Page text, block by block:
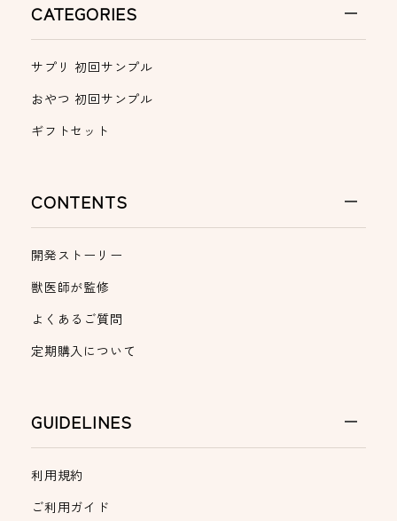
CATEGORIES
サプリ 初回サンプル
おやつ 初回サンプル
ギフトセット
CONTENTS
開発ストーリー
獣医師が監修
よくあるご質問
定期購入について
GUIDELINES
利用規約
ご利用ガイド